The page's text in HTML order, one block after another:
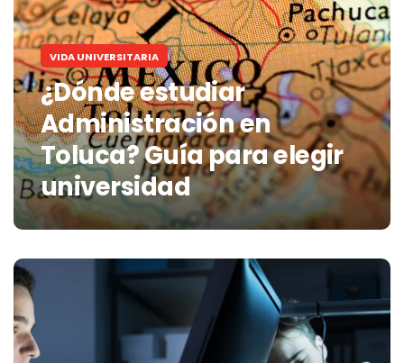
VIDA UNIVERSITARIA
¿Dónde estudiar
Administración en
Toluca? Guía para elegir
universidad